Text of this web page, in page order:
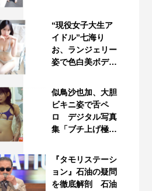
“現役女子大生ア
イドル”七海り
お、ランジェリー
姿で色白美ボデ…
似鳥沙也加、大胆
ビキニ姿で舌ペ
ロ デジタル写真
集「ブチ上げ極…
『タモリステーシ
ョン』石油の疑問
を徹底解剖 石油